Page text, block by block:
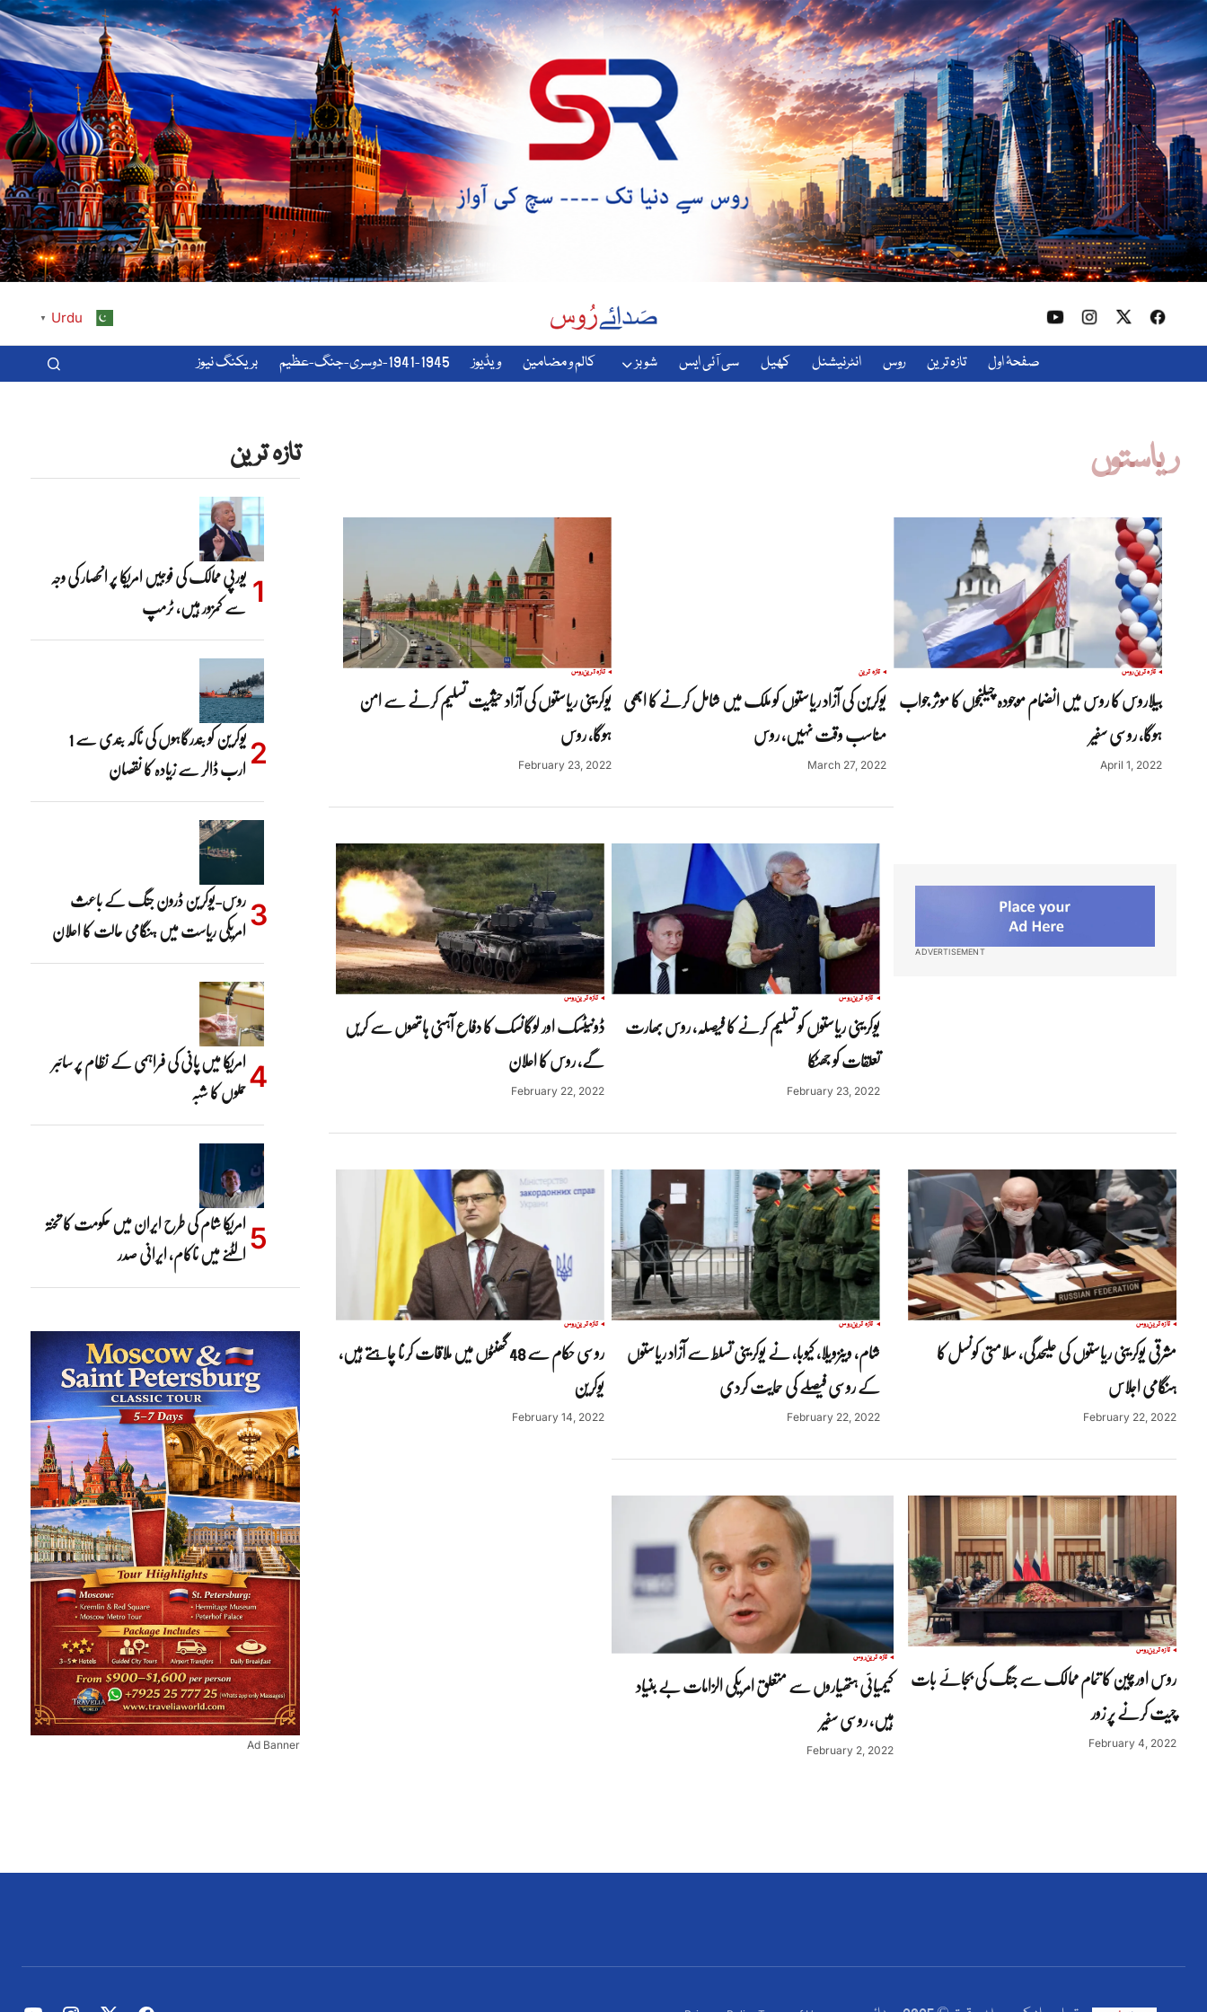
Urdu
▼
صفحۂ اول تازہ ترین روس انٹرنیشنل کھیل سی آئی ایس شوبز کالم و مضامین ویڈیوز 1941-1945-دوسری-جنگ-عظیم بریکنگ نیوز
ریاستوں
تازہ ترینروس
بیلاروس کا روس میں انضمام موجودہ چیلنجوں کا موثر جواب
ہوگا، روسی سفیر
April 1, 2022
تازہ ترین
یوکرین کی آزاد ریاستوں کو ملک میں شامل کرنے کا ابھی
مناسب وقت نہیں، روس
March 27, 2022
تازہ ترینروس
یوکرینی ریاستوں کی آزاد حیثیت تسلیم کرنے سے امن
ہوگا، روس
February 23, 2022
ADVERTISEMENT
تازہ ترینروس
یوکرینی ریاستوں کو تسلیم کرنے کا فیصلہ، روس بھارت
تعلقات کو جھٹکا
February 23, 2022
تازہ ترینروس
ڈونیٹسک اور لوگانسک کا دفاع آہنی ہاتھوں سے کریں
گے، روس کا اعلان
February 22, 2022
تازہ ترینروس
مشرقی یوکرینی ریاستوں کی علیحدگی، سلامتی کونسل کا
ہنگامی اجلاس
February 22, 2022
تازہ ترینروس
شام، وینزویلا، کیوبا، نے یوکرینی تسلط سے آزاد ریاستوں
کے روسی فیصلے کی حمایت کردی
February 22, 2022
تازہ ترینروس
روسی حکام سے 48 گھنٹوں میں ملاقات کرنا چاہتے ہیں،
یوکرین
February 14, 2022
تازہ ترینروس
روس اورچین کا تمام ممالک سے جنگ کی بجائے بات
چیت کرنے پر زور
February 4, 2022
تازہ ترینروس
کیمیائی ہتھیاروں سے متعلق امریکی الزامات بے بنیاد
ہیں، روسی سفیر
February 2, 2022
تازہ ترین
یورپی ممالک کی فوجیں امریکا پر انحصار کی وجہ
سے کمزور ہیں، ٹرمپ
یوکرین کو بندرگاہوں کی ناکہ بندی سے 1
ارب ڈالر سے زیادہ کا نقصان
روس-یوکرین ڈرون جنگ کے باعث
امریکی ریاست میں ہنگامی حالت کا اعلان
امریکا میں پانی کی فراہمی کے نظام پر سائبر
حملوں کا شبہ
امریکا شام کی طرح ایران میں حکومت کا تختہ
الٹنے میں ناکام، ایرانی صدر
Ad Banner